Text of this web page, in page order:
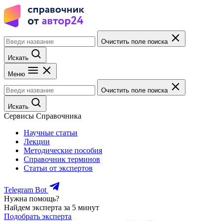
Очистить поле поиска
Искать
Меню
Очистить поле поиска
Искать
Сервисы Справочника
Научные статьи
Лекции
Методические пособия
Справочник терминов
Статьи от экспертов
Telegram Bot
Нужна помощь?
Найдем эксперта за 5 минут
Подобрать эксперта